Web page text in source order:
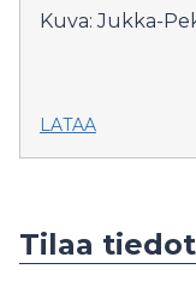
Kuva: Jukka-
LATAA
Tilaa